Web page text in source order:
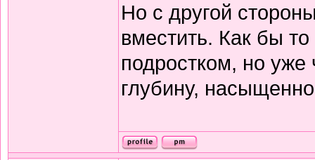
Но с другой
вместить. Как бы
подростком, но уже
глубину,